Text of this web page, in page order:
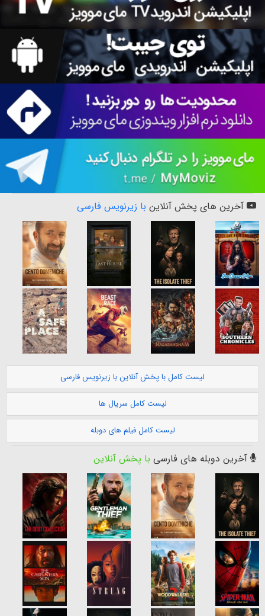
آخرین های پخش آنلاین با زیرنویس فارسی
لیست کامل با پخش آنلاین با زیرنویس فارسی
لیست کامل سریال ها
لیست کامل فیلم های دوبله
آخرین دوبله های فارسی با پخش آنلاین